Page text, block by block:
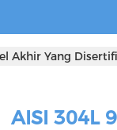
Akhir Yang
AISI 304L